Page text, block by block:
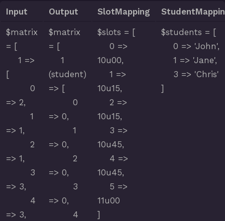
Input Output SlotMapping
$matrix
= [
1 =>
[
0
=> 2,
1
=> 1,
2
=> 1,
3
=> 3,
4
=> 3,
$matrix
= [
1
(student)
=> [
0
=> 0,
1
=> 0,
2
=> 0,
3
=> 0,
4
$slots = [
0 =>
10u00,
1 =>
10u15,
2 =>
10u15,
3 =>
10u45,
4 =>
10u45,
5 =>
11u00
]
$students = [
0 => 'John',
1 => 'Jane',
3 => 'Chris'
]